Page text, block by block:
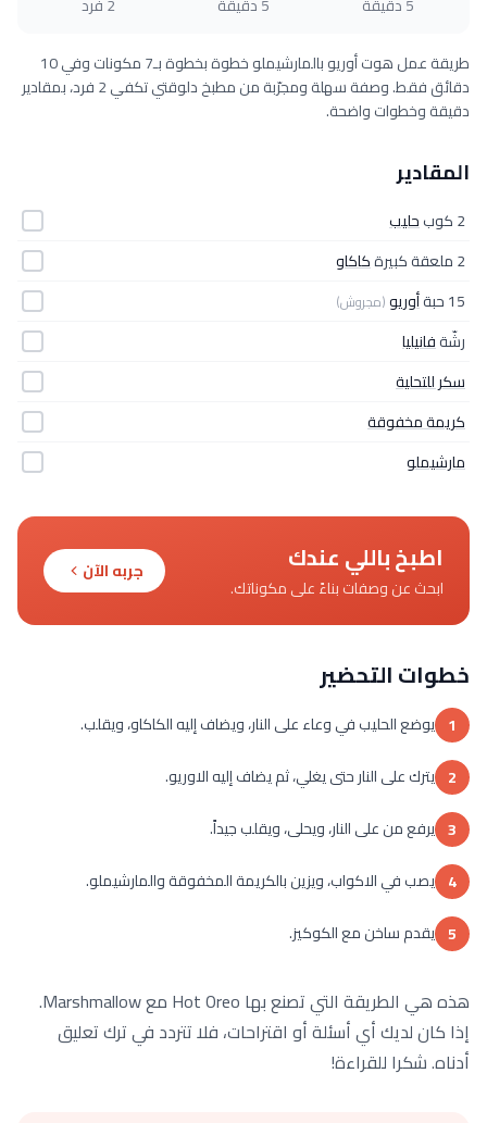
طريقة عمل هوت أوريو بالمارشيملو خطوة بخطوة بـ7 مكونات وفي 10
دقائق فقط. وصفة سهلة ومجرّبة من مطبخ دلوقتي تكفي 2 فرد، بمقادير
دقيقة وخطوات واضحة.
المقادير
2 كوب
حليب
2 ملعقة كبيرة
كاكاو
15 حبة
أوريو(مجروش)
رشّةفانيليا
سكر للتحلية
كريمة مخفوقة
مارشيملو
اطبخ باللي عندك
ابحث عن وصفات بناءً على مكوناتك.
جربه الآن
خطوات التحضير
1 يوضع الحليب في وعاء على النار، ويضاف إليه الكاكاو، ويقلب.
2 يترك على النار حتى يغلي، ثم يضاف إليه الاوريو.
3 يرفع من على النار، ويحلى، ويقلب جيداً.
4 يصب في الاكواب، ويزين بالكريمة المخفوقة والمارشيملو.
5 يقدم ساخن مع الكوكيز.
هذه هي الطريقة التي تصنع بها Hot Oreo مع Marshmallow.
إذا كان لديك أي أسئلة أو اقتراحات، فلا تتردد في ترك تعليق
أدناه. شكرا للقراءة!